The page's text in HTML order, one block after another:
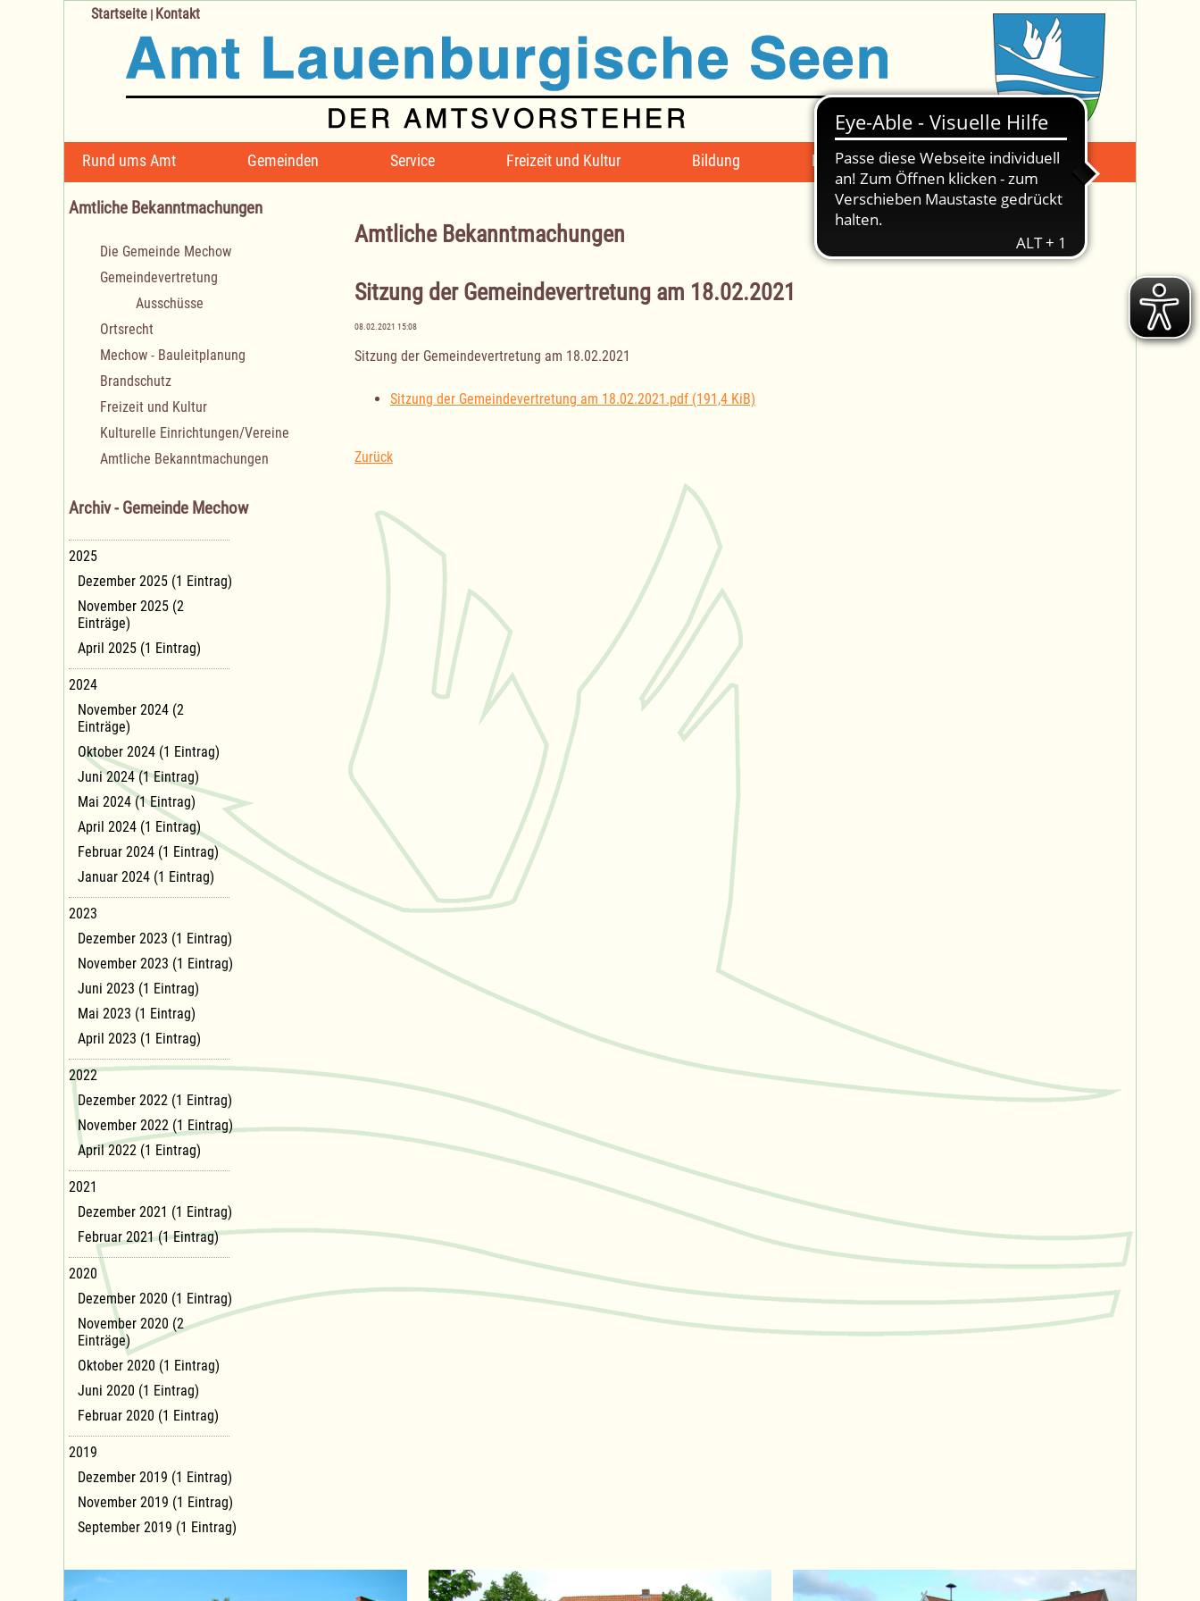
Navigation
überspringen
Rund ums Amt Gemeinden Service Freizeit und Kultur Bildung Mängelmeldung Suche -
Startseite | Kontakt
Amtliche Bekanntmachungen
Sitzung der Gemeindevertretung am 18.02.2021
08.02.2021 15:08
Sitzung der Gemeindevertretung am 18.02.2021
Sitzung der Gemeindevertretung am 18.02.2021.pdf (191,4 KiB)
Zurück
Amtliche Bekanntmachungen
Navigation
überspringen
Die Gemeinde Mechow
Gemeindevertretung
Ausschüsse
Ortsrecht
Mechow - Bauleitplanung
Brandschutz
Freizeit und Kultur
Kulturelle Einrichtungen/Vereine
Amtliche Bekanntmachungen
Archiv - Gemeinde Mechow
2025
Dezember 2025 (1 Eintrag)
November 2025 (2
Einträge)
April 2025 (1 Eintrag)
2024
November 2024 (2
Einträge)
Oktober 2024 (1 Eintrag)
Juni 2024 (1 Eintrag)
Mai 2024 (1 Eintrag)
April 2024 (1 Eintrag)
Februar 2024 (1 Eintrag)
Januar 2024 (1 Eintrag)
2023
Dezember 2023 (1 Eintrag)
November 2023 (1 Eintrag)
Juni 2023 (1 Eintrag)
Mai 2023 (1 Eintrag)
April 2023 (1 Eintrag)
2022
Dezember 2022 (1 Eintrag)
November 2022 (1 Eintrag)
April 2022 (1 Eintrag)
2021
Dezember 2021 (1 Eintrag)
Februar 2021 (1 Eintrag)
2020
Dezember 2020 (1 Eintrag)
November 2020 (2
Einträge)
Oktober 2020 (1 Eintrag)
Juni 2020 (1 Eintrag)
Februar 2020 (1 Eintrag)
2019
Dezember 2019 (1 Eintrag)
November 2019 (1 Eintrag)
September 2019 (1 Eintrag)